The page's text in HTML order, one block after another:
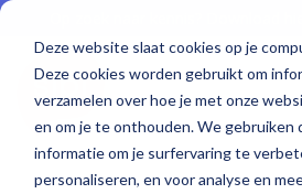
Deze website slaat cookies op je
Deze cookies worden gebruikt om
verzamelen over hoe je met onze
en om je te onthouden. We gebruiken
informatie om je surfervaring te
personaliseren, en voor analyse en
Skip
main
Op zoek naar kennis? Download
Software voor onboardingSoftware voor
Communicatie professional
Sibi is er
Events Whitepapers
Waarom Sibi Team